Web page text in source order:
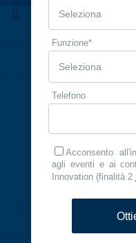
Funzione*
Telefono
Acconsento
agli eventi e ai
Innovation (finalità 2